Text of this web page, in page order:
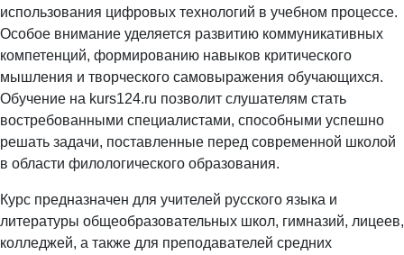
использования цифровых технологий в учебном процессе.
Особое внимание уделяется развитию коммуникативных
компетенций, формированию навыков критического
мышления и творческого самовыражения обучающихся.
Обучение на kurs124.ru позволит слушателям стать
востребованными специалистами, способными успешно
решать задачи, поставленные перед современной школой
в области филологического образования.
Курс предназначен для учителей русского языка и
литературы общеобразовательных школ, гимназий, лицеев,
колледжей, а также для преподавателей средних